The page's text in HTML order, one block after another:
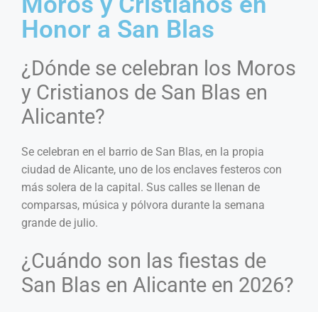
Honor a San Blas
¿Dónde se celebran los Moros
y Cristianos de San Blas en
Alicante?
Se celebran en el barrio de San Blas, en la propia
ciudad de Alicante, uno de los enclaves festeros con
más solera de la capital. Sus calles se llenan de
comparsas, música y pólvora durante la semana
grande de julio.
¿Cuándo son las fiestas de
San Blas en Alicante en 2026?